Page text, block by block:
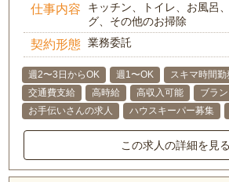
仕事内容
キッチン、トイレ、お風呂
グ、その他のお掃除
契約形態 業務委託
週2〜3日からOK 週1〜OK スキマ時間勤
交通費支給
高時給 高収入可能
ブラ
お手伝いさんの求人
ハウスキーパー募集
この求人の詳細を見る